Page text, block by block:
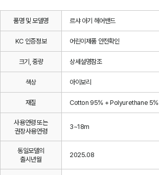
품명 및 모델명 르샤 아기 헤어밴드
KC 인증정보 어린이제품 안전확인
크기, 중량 상세설명참조
색상 아이보리
재질 Cotton 95% + Polyurethane 5%
사용연령 또는
권장사용연령
3~18m
동일모델의
출시년월
2025.08